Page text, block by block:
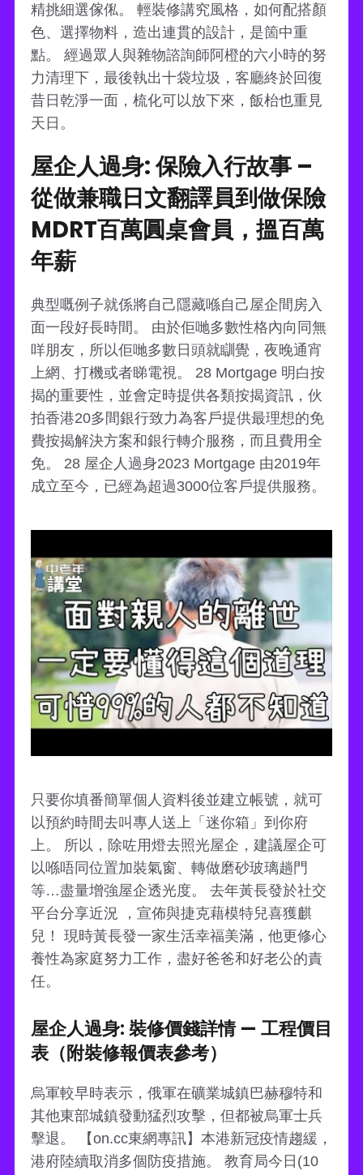
精挑細選傢俬。 輕裝修講究風格，如何配搭顏
色、選擇物料，造出連貫的設計，是箇中重
點。 經過眾人與雜物諮詢師阿橙的六小時的努
力清理下，最後執出十袋垃圾，客廳終於回復
昔日乾淨一面，梳化可以放下來，飯枱也重見
天日。
屋企人過身: 保險入行故事 –
從做兼職日文翻譯員到做保險
MDRT百萬圓桌會員，搵百萬
年薪
典型嘅例子就係將自己隱藏喺自己屋企間房入
面一段好長時間。 由於佢哋多數性格內向同無
咩朋友，所以佢哋多數日頭就瞓覺，夜晚通宵
上網、打機或者睇電視。 28 Mortgage 明白按
揭的重要性，並會定時提供各類按揭資訊，伙
拍香港20多間銀行致力為客戶提供最理想的免
費按揭解決方案和銀行轉介服務，而且費用全
免。 28 屋企人過身2023 Mortgage 由2019年
成立至今，已經為超過3000位客戶提供服務。
只要你填番簡單個人資料後並建立帳號，就可
以預約時間去叫專人送上「迷你箱」到你府
上。 所以，除咗用燈去照光屋企，建議屋企可
以喺唔同位置加裝氣窗、轉做磨砂玻璃趟門
等…盡量增強屋企透光度。 去年黃長發於社交
平台分享近況 ，宣佈與捷克藉模特兒喜獲麒
兒！ 現時黃長發一家生活幸福美滿，他更修心
養性為家庭努力工作，盡好爸爸和好老公的責
任。
屋企人過身: 裝修價錢詳情 — 工程價目
表（附裝修報價表參考）
烏軍較早時表示，俄軍在礦業城鎮巴赫穆特和
其他東部城鎮發動猛烈攻擊，但都被烏軍士兵
擊退。 【on.cc東網專訊】本港新冠疫情趨緩，
港府陸續取消多個防疫措施。 教育局今日(10